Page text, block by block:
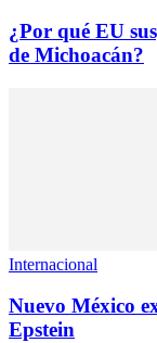
¿Por qué EU
de Michoacán?
Internacional
Nuevo México
Epstein